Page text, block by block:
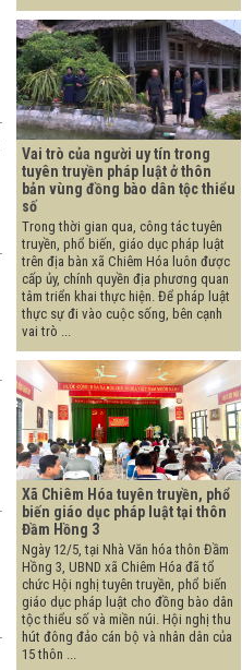
Vai trò của người uy tín trong
tuyên truyền pháp luật ở thôn
bản vùng đồng bào dân tộc thiểu
số
Trong thời gian qua, công tác tuyên
truyền, phổ biến, giáo dục pháp luật
trên địa bàn xã Chiêm Hóa luôn được
cấp ủy, chính quyền địa phương quan
tâm triển khai thực hiện. Để pháp luật
thực sự đi vào cuộc sống, bên cạnh
vai trò ...
Xã Chiêm Hóa tuyên truyền, phổ
biến giáo dục pháp luật tại thôn
Đầm Hồng 3
Ngày 12/5, tại Nhà Văn hóa thôn Đầm
Hồng 3, UBND xã Chiêm Hóa đã tổ
chức Hội nghị tuyên truyền, phổ biến
giáo dục pháp luật cho đồng bào dân
tộc thiểu số và miền núi. Hội nghị thu
hút đông đảo cán bộ và nhân dân của
15 thôn ...